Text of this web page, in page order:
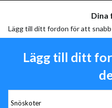
Dina
Lägg till ditt fordon för att
Lägg till ditt